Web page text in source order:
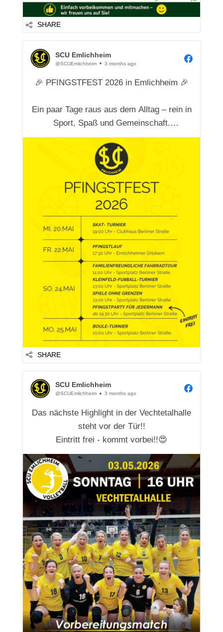
SHARE
SCU Emlichheim
@SCUEmlichheim 3 months ago
🎉 PFINGSTFEST 2026 in Emlichheim 🎉
Ein paar Tage raus aus dem Alltag – rein in
Sport, Spaß und Gemeinschaft.
Egal ob aktiv dabei oder einfach zum
Zuschauen und Genießen: Bei uns kommt
jeder auf seine Kosten.
Freut euch auf tolle Stimmung, spannende
Wettkämpfe und gesellige Abende mit
Freunden, ...
SHARE
SCU Emlichheim
@SCUEmlichheim 3 months ago
Das nächste Highlight in der Vechtetalhalle
steht vor der Tür!!
Eintritt frei - kommt vorbei!!😍